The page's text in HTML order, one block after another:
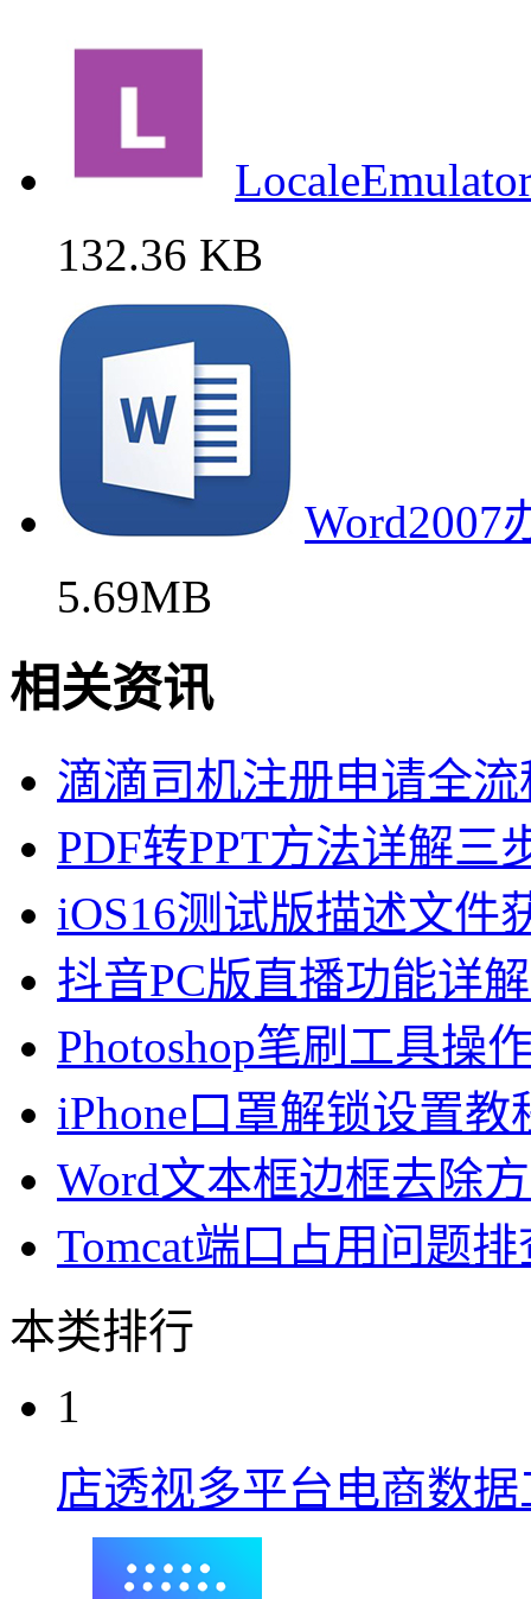
132.36 KB
Word2007
5.69MB
相关资讯
滴滴司机注册申请全
PDF转PPT方法详解三
iOS16测试版描述文件
抖音PC版直播功能详
Photoshop笔刷工具操
iPhone口罩解锁设置教
Word文本框边框去除
Tomcat端口占用问题
本类排行
1
店透视多平台电商数据